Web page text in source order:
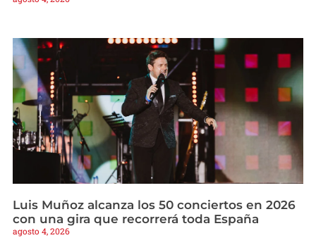
Luis Muñoz alcanza los 50 conciertos en 2026
con una gira que recorrerá toda España
agosto 4, 2026